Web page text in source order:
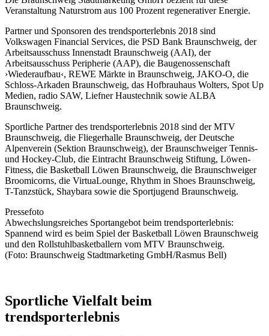
Veranstaltung Naturstrom aus 100 Prozent regenerativer Energie.
Partner und Sponsoren des trendsporterlebnis 2018 sind
Volkswagen Financial Services, die PSD Bank Braunschweig, der
Arbeitsausschuss Innenstadt Braunschweig (AAI), der
Arbeitsausschuss Peripherie (AAP), die Baugenossenschaft
›Wiederaufbau‹, REWE Märkte in Braunschweig, JAKO-O, die
Schloss-Arkaden Braunschweig, das Hofbrauhaus Wolters, Spot Up
Medien, radio SAW, Liefner Haustechnik sowie ALBA
Braunschweig.
Sportliche Partner des trendsporterlebnis 2018 sind der MTV
Braunschweig, die Fliegerhalle Braunschweig, der Deutsche
Alpenverein (Sektion Braunschweig), der Braunschweiger Tennis-
und Hockey-Club, die Eintracht Braunschweig Stiftung, Löwen-
Fitness, die Basketball Löwen Braunschweig, die Braunschweiger
Broomicorns, die VirtuaLounge, Rhythm in Shoes Braunschweig,
T-Tanzstück, Shaybara sowie die Sportjugend Braunschweig.
Pressefoto
Abwechslungsreiches Sportangebot beim trendsporterlebnis:
Spannend wird es beim Spiel der Basketball Löwen Braunschweig
und den Rollstuhlbasketballern vom MTV Braunschweig.
(Foto: Braunschweig Stadtmarketing GmbH/Rasmus Bell)
Sportliche Vielfalt beim
trendsporterlebnis